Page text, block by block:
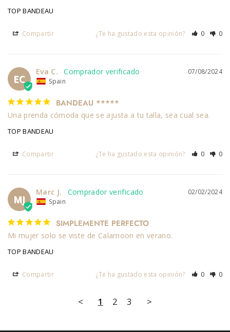
TOP BANDEAU
Compartir ¿Te ha gustado esta opinión? 0 0
EC
07/08/2024
Eva C.
Spain
BANDEAU *****
Una prenda cómoda que se ajusta a tu talla, sea cual sea.
TOP BANDEAU
Compartir ¿Te ha gustado esta opinión? 0 0
MJ
02/02/2024
Marc J.
Spain
SIMPLEMENTE PERFECTO
Mi mujer solo se viste de Calamoon en verano.
TOP BANDEAU
Compartir ¿Te ha gustado esta opinión? 0 0
< 1 2 3 >